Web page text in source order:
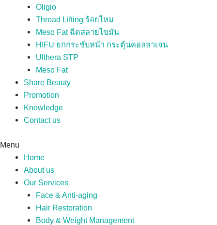
Oligio
Thread Lifting ร้อยไหม
Meso Fat ฉีดสลายไขมัน
HIFU ยกกระชับหน้า กระตุ้นคอลลาเจน
Ulthera STP
Meso Fat
Share Beauty
Promotion
Knowledge
Contact us
Menu
Home
About us
Our Services
Face & Anti-aging
Hair Restoration
Body & Weight Management